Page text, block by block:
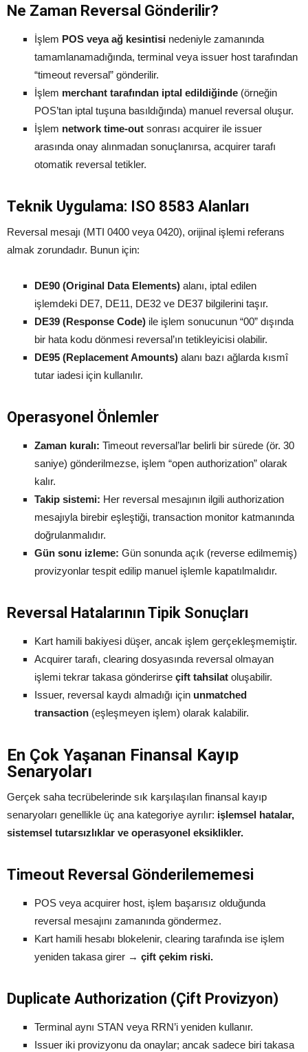
Ne Zaman Reversal Gönderilir?
İşlem POS veya ağ kesintisi nedeniyle zamanında
tamamlanamadığında, terminal veya issuer host tarafından
“timeout reversal” gönderilir.
İşlem merchant tarafından iptal edildiğinde (örneğin
POS’tan iptal tuşuna basıldığında) manuel reversal oluşur.
İşlem network time-out sonrası acquirer ile issuer
arasında onay alınmadan sonuçlanırsa, acquirer tarafı
otomatik reversal tetikler.
Teknik Uygulama: ISO 8583 Alanları
Reversal mesajı (MTI 0400 veya 0420), orijinal işlemi referans
almak zorundadır. Bunun için:
DE90 (Original Data Elements) alanı, iptal edilen
işlemdeki DE7, DE11, DE32 ve DE37 bilgilerini taşır.
DE39 (Response Code) ile işlem sonucunun “00” dışında
bir hata kodu dönmesi reversal’ın tetikleyicisi olabilir.
DE95 (Replacement Amounts) alanı bazı ağlarda kısmî
tutar iadesi için kullanılır.
Operasyonel Önlemler
Zaman kuralı: Timeout reversal’lar belirli bir sürede (ör. 30
saniye) gönderilmezse, işlem “open authorization” olarak
kalır.
Takip sistemi: Her reversal mesajının ilgili authorization
mesajıyla birebir eşleştiği, transaction monitor katmanında
doğrulanmalıdır.
Gün sonu izleme: Gün sonunda açık (reverse edilmemiş)
provizyonlar tespit edilip manuel işlemle kapatılmalıdır.
Reversal Hatalarının Tipik Sonuçları
Kart hamili bakiyesi düşer, ancak işlem gerçekleşmemiştir.
Acquirer tarafı, clearing dosyasında reversal olmayan
işlemi tekrar takasa gönderirse çift tahsilat oluşabilir.
Issuer, reversal kaydı almadığı için unmatched
transaction (eşleşmeyen işlem) olarak kalabilir.
En Çok Yaşanan Finansal Kayıp
Senaryoları
Gerçek saha tecrübelerinde sık karşılaşılan finansal kayıp
senaryoları genellikle üç ana kategoriye ayrılır: işlemsel hatalar,
sistemsel tutarsızlıklar ve operasyonel eksiklikler.
Timeout Reversal Gönderilememesi
POS veya acquirer host, işlem başarısız olduğunda
reversal mesajını zamanında göndermez.
Kart hamili hesabı blokelenir, clearing tarafında ise işlem
yeniden takasa girer → çift çekim riski.
Duplicate Authorization (Çift Provizyon)
Terminal aynı STAN veya RRN’i yeniden kullanır.
Issuer iki provizyonu da onaylar; ancak sadece biri takasa